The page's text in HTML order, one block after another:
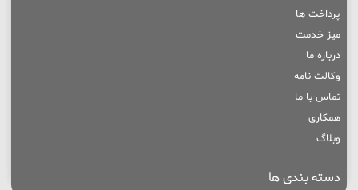
پرداخت ها
میز خدمت
درباره ما
وکالت نامه
تماس با ما
همکاری
وبلاگ
دسته بندی ها